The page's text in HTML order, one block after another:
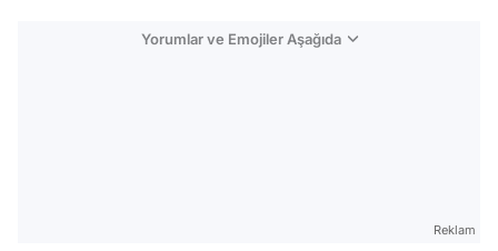
Yorumlar ve Emojiler Aşağıda
Reklam